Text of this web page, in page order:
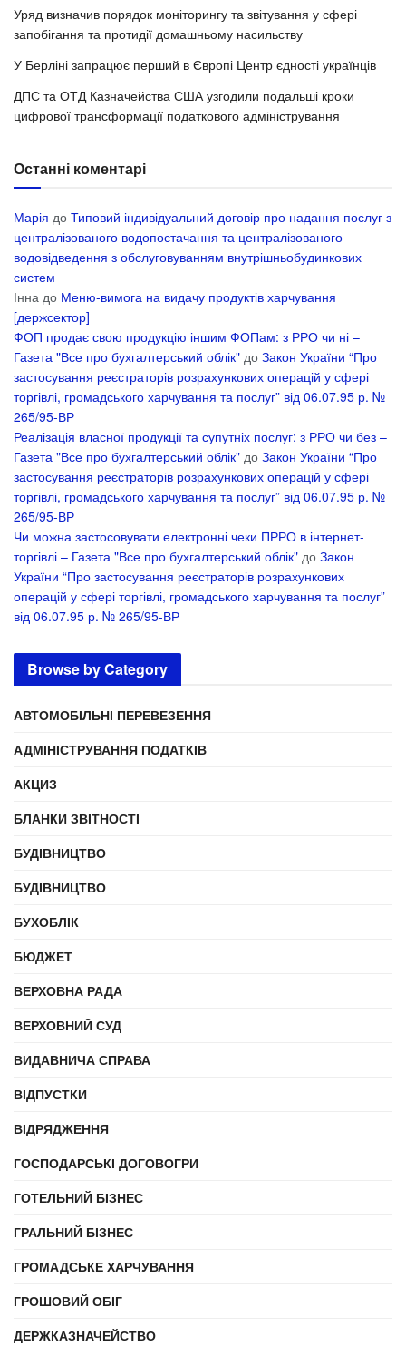
Уряд визначив порядок моніторингу та звітування у сфері
запобігання та протидії домашньому насильству
У Берліні запрацює перший в Європі Центр єдності українців
ДПС та ОТД Казначейства США узгодили подальші кроки
цифрової трансформації податкового адміністрування
Останні коментарі
Марія до Типовий індивідуальний договір про надання послуг з
централізованого водопостачання та централізованого
водовідведення з обслуговуванням внутрішньобудинкових
систем
Інна до Меню-вимога на видачу продуктів харчування
[держсектор]
ФОП продає свою продукцію іншим ФОПам: з РРО чи ні –
Газета "Все про бухгалтерський облік" до Закон України “Про
застосування реєстраторів розрахункових операцій у сфері
торгівлі, громадського харчування та послуг” від 06.07.95 р. №
265/95-ВР
Реалізація власної продукції та супутніх послуг: з РРО чи без –
Газета "Все про бухгалтерський облік" до Закон України “Про
застосування реєстраторів розрахункових операцій у сфері
торгівлі, громадського харчування та послуг” від 06.07.95 р. №
265/95-ВР
Чи можна застосовувати електронні чеки ПРРО в інтернет-
торгівлі – Газета "Все про бухгалтерський облік" до Закон
України “Про застосування реєстраторів розрахункових
операцій у сфері торгівлі, громадського харчування та послуг”
від 06.07.95 р. № 265/95-ВР
Browse by Category
АВТОМОБІЛЬНІ ПЕРЕВЕЗЕННЯ
АДМІНІСТРУВАННЯ ПОДАТКІВ
АКЦИЗ
БЛАНКИ ЗВІТНОСТІ
БУДІВНИЦТВО
БУДІВНИЦТВО
БУХОБЛІК
БЮДЖЕТ
ВЕРХОВНА РАДА
ВЕРХОВНИЙ СУД
ВИДАВНИЧА СПРАВА
ВІДПУСТКИ
ВІДРЯДЖЕННЯ
ГОСПОДАРСЬКІ ДОГОВОГРИ
ГОТЕЛЬНИЙ БІЗНЕС
ГРАЛЬНИЙ БІЗНЕС
ГРОМАДСЬКЕ ХАРЧУВАННЯ
ГРОШОВИЙ ОБІГ
ДЕРЖКАЗНАЧЕЙСТВО